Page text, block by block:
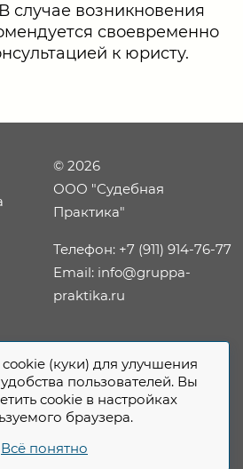
случае возникновения
своевременно
к юристу.
© 2026
ООО "Судебная
Практика"
Телефон: +7 (911) 914-76-77
Email: info@gruppa-
praktika.ru
(куки) для улучшения
пользователей. Вы
cookie в настройках
браузера.
Всё понятно